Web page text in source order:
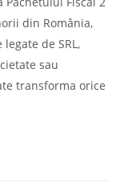
din România,
de SRL,
sau
transforma orice